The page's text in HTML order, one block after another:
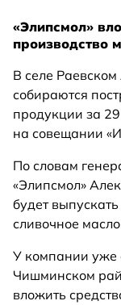
«Элипсмол»
производство
В селе
собираются
продукции за
на совещании
По словам
«Элипсмол»
будет
сливочное
У компании уже
Чишминском
вложить